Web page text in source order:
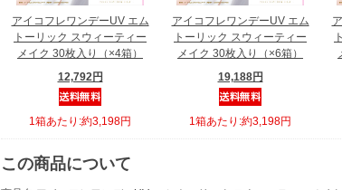
アイコフレワンデーUV エム
トーリック スウィーティー
メイク 30枚入り（×4箱）
12,792円
1箱あたり:約3,198円
アイコフレワンデーUV エム
トーリック スウィーティー
メイク 30枚入り（×6箱）
19,188円
1箱あたり:約3,198円
この商品について